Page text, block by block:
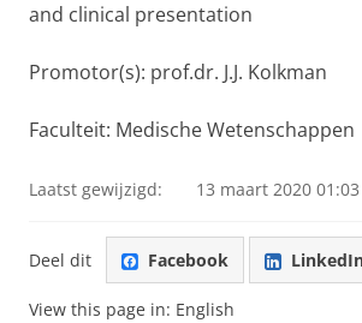
and clinical presentation
Promotor(s): prof.dr. J.J. Kolkman
Faculteit: Medische Wetenschappen
Laatst gewijzigd: 13 maart 2020 01:03
Deel dit Facebook
View this page in: English